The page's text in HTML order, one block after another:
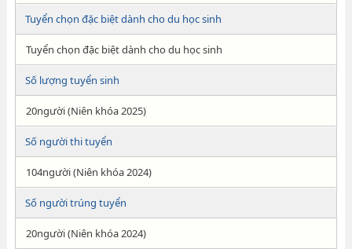
Tuyển chọn đặc biệt dành cho du học sinh
Tuyển chọn đặc biệt dành cho du học sinh
Số lượng tuyển sinh
20người (Niên khóa 2025)
Số người thi tuyển
104người (Niên khóa 2024)
Số người trúng tuyển
20người (Niên khóa 2024)